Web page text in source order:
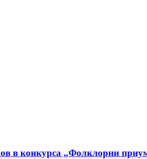
в конкурса „Фолклорни